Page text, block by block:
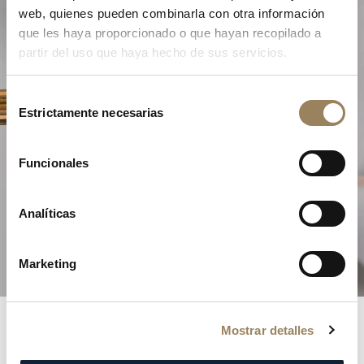
web, quienes pueden combinarla con otra información
que les haya proporcionado o que hayan recopilado a
partir del uso que haya hecho de sus servicios.
Selección
de Estrictamente necesarias
Funcionales
Analíticas
Marketing
Mostrar detalles
La Excelencia de la Alta